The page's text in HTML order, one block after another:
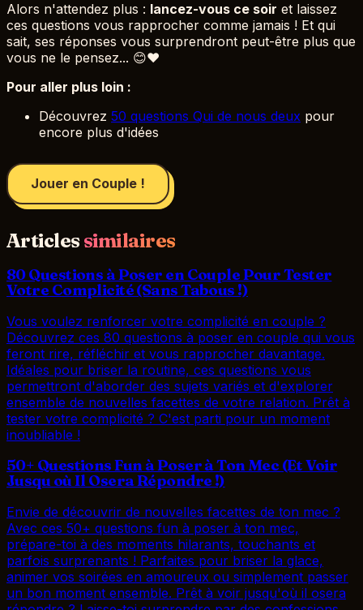
Alors n'attendez plus : lancez-vous ce soir et laissez
ces questions vous rapprocher comme jamais ! Et qui
sait, ses réponses vous surprendront peut-être plus que
vous ne le pensez... 😊❤️
Pour aller plus loin :
Découvrez 50 questions Qui de nous deux pour
encore plus d'idées
Jouer en Couple !
Articlessimilaires
80 Questions à Poser en Couple Pour Tester
Votre Complicité (Sans Tabous !)
Vous voulez renforcer votre complicité en couple ?
Découvrez ces 80 questions à poser en couple qui vous
feront rire, réfléchir et vous rapprocher davantage.
Idéales pour briser la routine, ces questions vous
permettront d'aborder des sujets variés et d'explorer
ensemble de nouvelles facettes de votre relation. Prêt à
tester votre complicité ? C'est parti pour un moment
inoubliable !
50+ Questions Fun à Poser à Ton Mec (Et Voir
Jusqu où Il Osera Répondre !)
Envie de découvrir de nouvelles facettes de ton mec ?
Avec ces 50+ questions fun à poser à ton mec,
prépare-toi à des moments hilarants, touchants et
parfois surprenants ! Parfaites pour briser la glace,
animer vos soirées en amoureux ou simplement passer
un bon moment ensemble. Prêt à voir jusqu'où il osera